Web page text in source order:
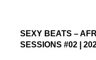
SEXY BEATS –
SESSIONS #02 |